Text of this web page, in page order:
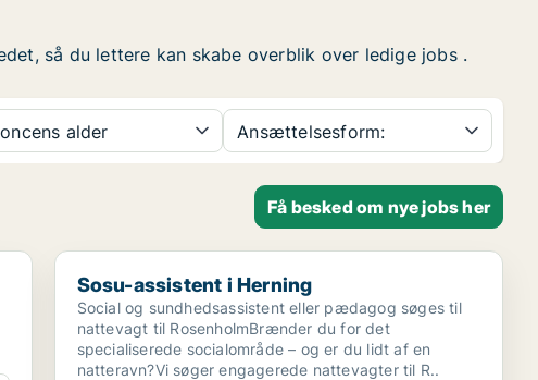
så du lettere kan skabe overblik over ledige jobs .
alder Ansættelsesform:
Få besked om nye jobs her
Sosu-assistent i Herning
Sosu-assistent i Herning
Social og sundhedsassistent eller pædagog søges til
nattevagt til RosenholmBrænder du for det
specialiserede socialområde – og er du lidt af en
natteravn?Vi søger engagerede nattevagter til R..